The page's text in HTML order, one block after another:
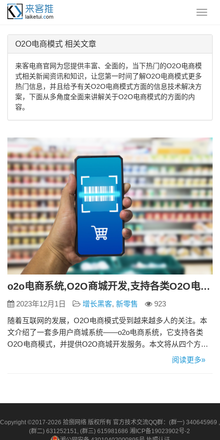
O2O电商模式 相关文章
来客电商官网为您提供丰富、全面的，当下热门的O2O电商模
式相关新闻资讯和知识，让您第一时间了解O2O电商模式更多
热门信息，并且给予有关O2O电商模式方面的信息技术解决方
案，下面从多角度全面来讲解关于O2O电商模式的方面的内
容。
o2o电商系统,O2O商城开发,支持各类O2O电商模式
2023年12月1日 增长黑客, 新零售
923
随着互联网的发展，O2O电商模式受到越来越多人的关注。本
文介绍了一套多用户商城系统——o2o电商系统，它支持各类
O2O电商模式，并提供O2O商城开发服务。本文将从四个方面
详细阐述这套系统的优势和特点。 1、功能介绍 o2o电商系统支
…
阅读更多»
Copyright ©2017-2026 拾捌网络 版权所有 官方技术交流QQ群：(群一) 340645969 ,
(群二) 631252151, (群三) 615981686 湘ICP备19023902号-2